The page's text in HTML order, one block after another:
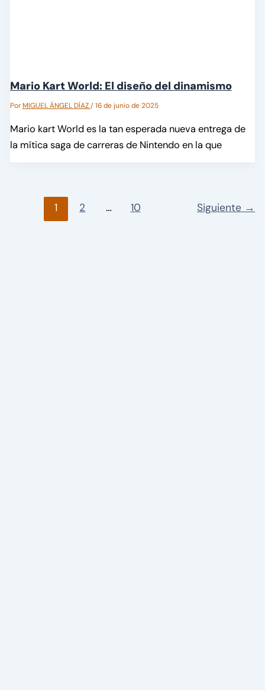
Mario Kart World: El diseño del dinamismo
PorMIGUEL ÁNGEL DÍAZ/16 de junio de 2025
Mario kart World es la tan esperada nueva entrega de
la mítica saga de carreras de Nintendo en la que
1 2 … 10 Siguiente →